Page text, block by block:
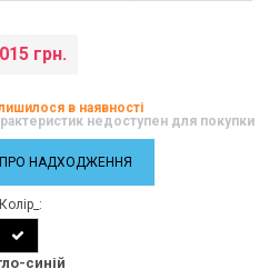
грн.
в наявності
недоступен для покупки
НАДХОДЖЕННЯ
Колір_:
синій